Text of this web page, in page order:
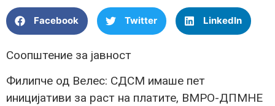
Facebook Twitter LinkedIn
Соопштение за јавност
Филипче од Велес: СДСМ имаше пет
иницијативи за раст на платите, ВМРО-ДПМНЕ